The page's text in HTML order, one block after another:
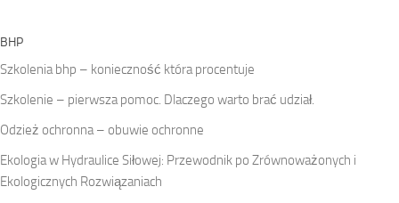
BHP
Szkolenia bhp – konieczność która procentuje
Szkolenie – pierwsza pomoc. Dlaczego warto brać udział.
Odzież ochronna – obuwie ochronne
Ekologia w Hydraulice Siłowej: Przewodnik po Zrównoważonych i
Ekologicznych Rozwiązaniach